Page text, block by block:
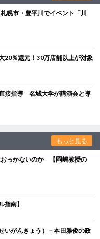
幌市・豊平川でイベント「川
20％還元！30万店舗以上が対象
接指導 名城大学が講演会と導
もっと見る
っかないのか 【岡嶋教授の
南】
がんきょう）－本田雅俊の政